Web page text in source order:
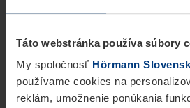
Táto webstránka používa súbory
My spoločnosť Hörmann
používame cookies na
reklám, umožnenie ponúkania